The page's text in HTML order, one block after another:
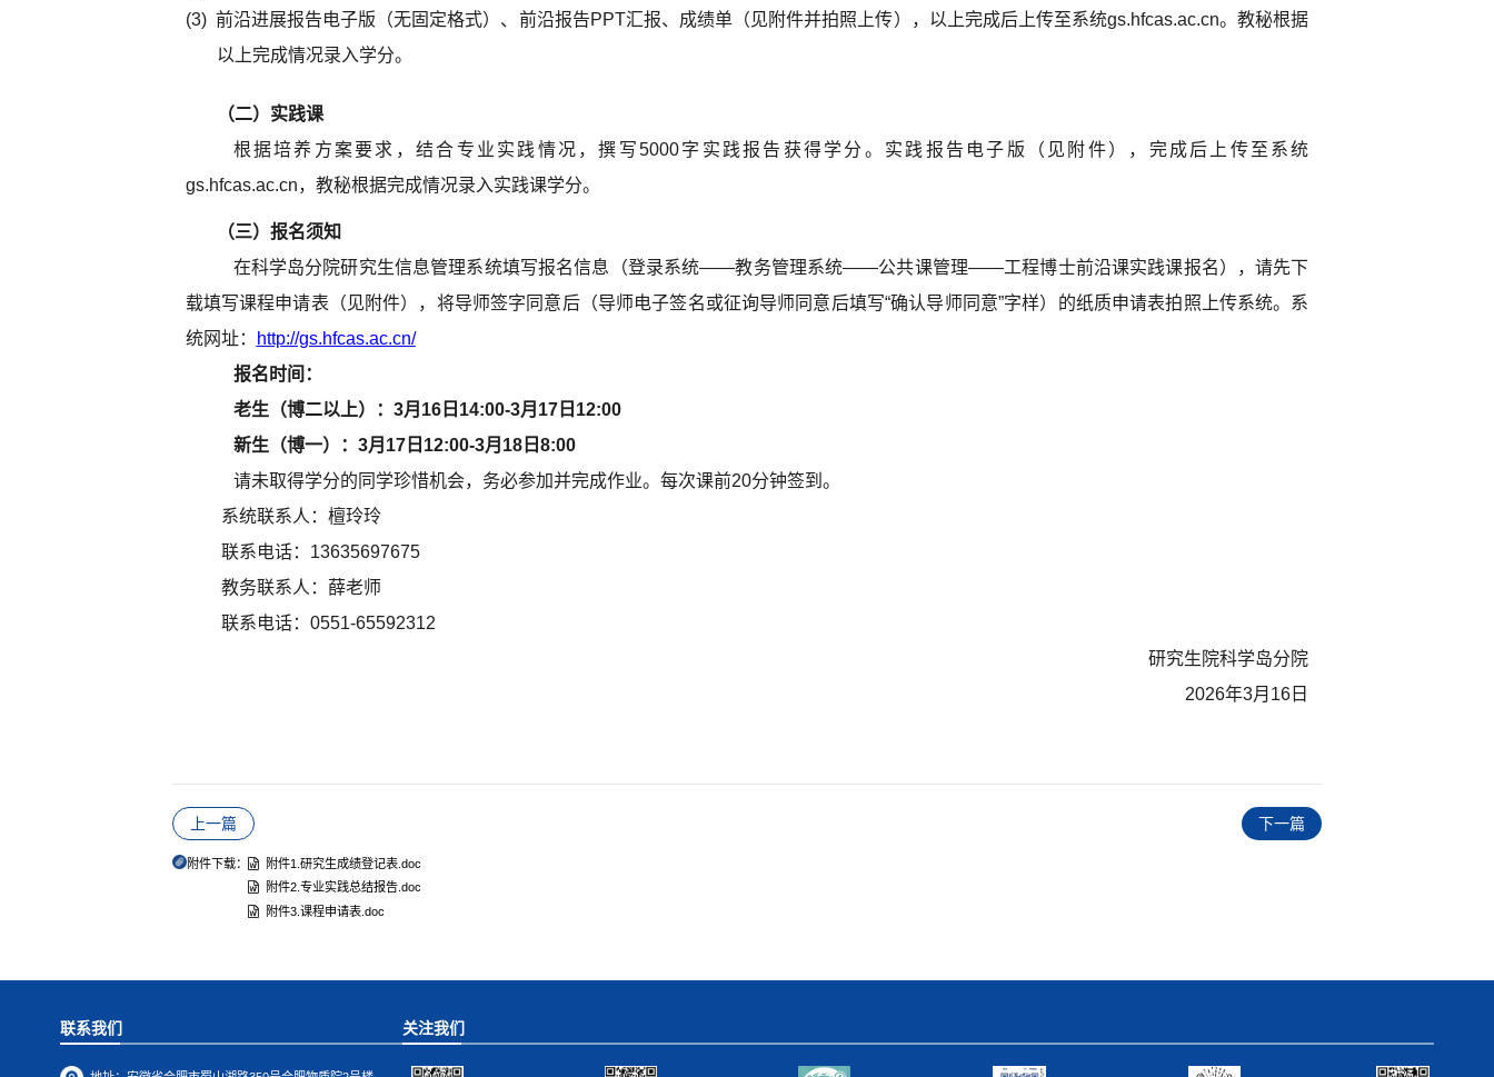
(3) 前沿进展报告电子版（无固定格式）、前沿报告PPT汇报、成绩单（见附件并拍照上传），以上完成后上传至系统gs.hfcas.ac.cn。教秘根据
以上完成情况录入学分。
（二） 实践课
根据培养方案要求，结合专业实践情况，撰写5000字实践报告获得学分。实践报告电子版（见附件），完成后上传至系统
gs.hfcas.ac.cn，教秘根据完成情况录入实践课学分。
（三） 报名须知
在科学岛分院研究生信息管理系统填写报名信息（登录系统——教务管理系统——公共课管理——工程博士前沿课实践课报名），请先下
载填写课程申请表（见附件），将导师签字同意后（导师电子签名或征询导师同意后填写“确认导师同意”字样）的纸质申请表拍照上传系统。系
统网址：
http://gs.hfcas.ac.cn/
报名时间：
老生（博二以上）：3月 16日 14:00-3月 17日 12:00
新生（博一）：3月 17日 12:00-3月 18日 8:00
请未取得学分的同学珍惜机会，务必参加并完成作业。每次课前20分钟签到。
系统联系人：檀玲玲
联系电话：13635697675
教务联系人：薛老师
联系电话：0551-65592312
研究生院科学岛分院
2026年3月16日
上一篇 下一篇
附件下载：
附件1.研究生成绩登记表.doc
附件2.专业实践总结报告.doc
附件3.课程申请表.doc
联系我们 关注我们